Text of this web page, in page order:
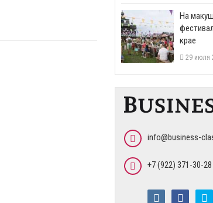
На
крае
29 июля
info@business-
+7 (922) 371-30-28